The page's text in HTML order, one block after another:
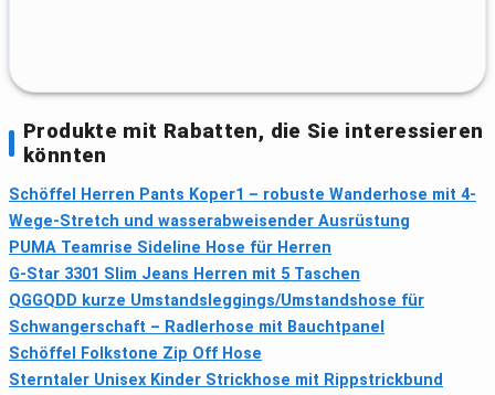
Produkte mit Rabatten, die Sie interessieren
könnten
Schöffel Herren Pants Koper1 – robuste Wanderhose mit 4-
Wege-Stretch und wasserabweisender Ausrüstung
PUMA Teamrise Sideline Hose für Herren
G-Star 3301 Slim Jeans Herren mit 5 Taschen
QGGQDD kurze Umstandsleggings/Umstandshose für
Schwangerschaft – Radlerhose mit Bauchtpanel
Schöffel Folkstone Zip Off Hose
Sterntaler Unisex Kinder Strickhose mit Rippstrickbund